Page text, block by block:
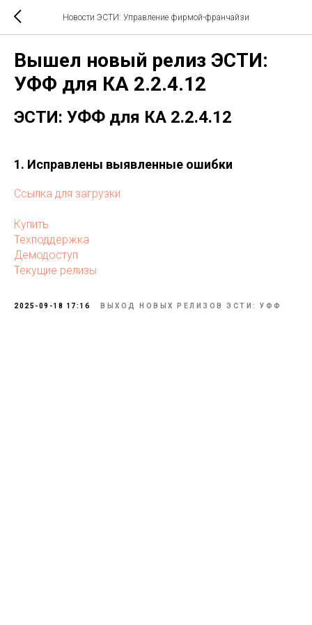
Новости ЭСТИ: Управление фирмой-франчайзи
Вышел новый релиз ЭСТИ:
УФФ для КА 2.2.4.12
ЭСТИ: УФФ для КА 2.2.4.12
1. Исправлены выявленные ошибки
Ссылка для загрузки
Купить
Техподдержка
Демодоступ
Текущие релизы
2025-09-18 17:16 ВЫХОД НОВЫХ РЕЛИЗОВ ЭСТИ: УФФ